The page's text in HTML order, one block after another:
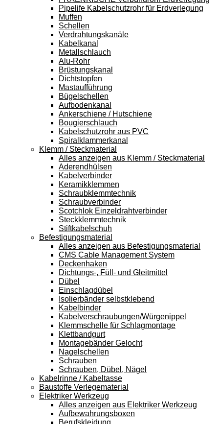
Pipelife Kabelschutzrohr für Erdverlegung
Muffen
Schellen
Verdrahtungskanäle
Kabelkanal
Metallschlauch
Alu-Rohr
Brüstungskanal
Dichtstopfen
Mastaufführung
Bügelschellen
Aufbodenkanal
Ankerschiene / Hutschiene
Bougierschlauch
Kabelschutzrohr aus PVC
Spiralklammerkanal
Klemm / Steckmaterial
Alles anzeigen aus Klemm / Steckmaterial
Aderendhülsen
Kabelverbinder
Keramikklemmen
Schraubklemmtechnik
Schraubverbinder
Scotchlok Einzeldrahtverbinder
Steckklemmtechnik
Stiftkabelschuh
Befestigungsmaterial
Alles anzeigen aus Befestigungsmaterial
CMS Cable Management System
Deckenhaken
Dichtungs-, Füll- und Gleitmittel
Dübel
Einschlagdübel
Isolierbänder selbstklebend
Kabelbinder
Kabelverschraubungen/Würgenippel
Klemmschelle für Schlagmontage
Klettbandgurt
Montagebänder Gelocht
Nagelschellen
Schrauben
Schrauben, Dübel, Nägel
Kabelrinne / Kabeltasse
Baustoffe Verlegematerial
Elektriker Werkzeug
Alles anzeigen aus Elektriker Werkzeug
Aufbewahrungsboxen
Berufskleidung